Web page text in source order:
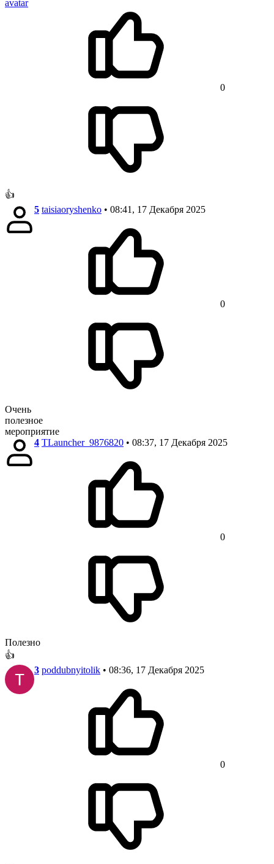
0
👍
5 taisiaoryshenko • 08:41, 17 Декабря 2025
0
Очень
полезное
мероприятие
4 TLauncher_9876820 • 08:37, 17 Декабря 2025
0
Полезно
👍
3 poddubnyitolik • 08:36, 17 Декабря 2025
0